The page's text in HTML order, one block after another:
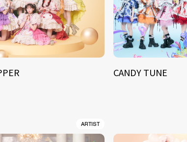
CANDY TUNE
ARTIST